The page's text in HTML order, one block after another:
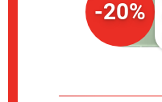
-20%